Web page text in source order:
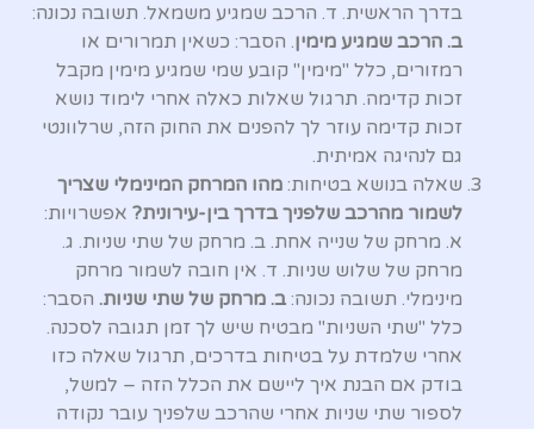
בדרך הראשית. ד. הרכב שמגיע משמאל. תשובה נכונה:
ב. הרכב שמגיע מימין. הסבר: כשאין תמרורים או
רמזורים, כלל "מימין" קובע שמי שמגיע מימין מקבל
זכות קדימה. תרגול שאלות כאלה אחרי לימוד נושא
זכות קדימה עוזר לך להפנים את החוק הזה, שרלוונטי
גם לנהיגה אמיתית.
שאלה בנושא בטיחות: מהו המרחק המינימלי שצריך
לשמור מהרכב שלפניך בדרך בין-עירונית? אפשרויות:
א. מרחק של שנייה אחת. ב. מרחק של שתי שניות. ג.
מרחק של שלוש שניות. ד. אין חובה לשמור מרחק
מינימלי. תשובה נכונה: ב. מרחק של שתי שניות. הסבר:
כלל "שתי השניות" מבטיח שיש לך זמן תגובה לסכנה.
אחרי שלמדת על בטיחות בדרכים, תרגול שאלה כזו
בודק אם הבנת איך ליישם את הכלל הזה – למשל,
לספור שתי שניות אחרי שהרכב שלפניך עובר נקודה